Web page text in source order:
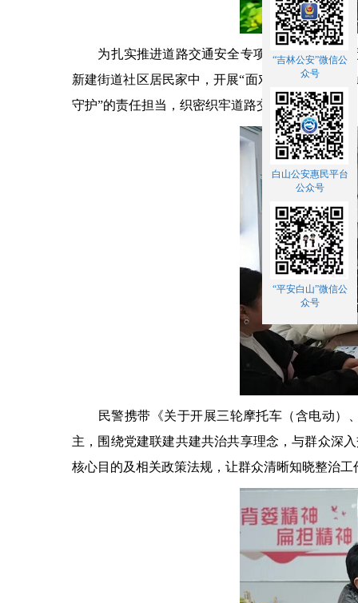
为扎实推进道路交通安全专项整治工作，有效
新建街道社区居民家中，开展“面对面、心贴心”
守护”的责任担当，织密织牢道路交通安全防护网。
民警携带《关于开展三轮摩托车（含电动）、
主，围绕党建联建共建共治共享理念，与群众深
核心目的及相关政策法规，让群众清晰知晓整治
“吉林公安”微信公
众号
白山公安惠民平台
公众号
“平安白山”微信公
众号